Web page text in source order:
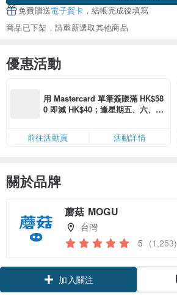
免費贈送電子賀卡 ，結帳完成後填寫
商品已下架，請重新選取其他商品
優惠活動
用 Mastercard 單筆簽賬滿 HK$58
0 即減 HK$40；逢星期五、六、日
限，額滿即止，僅限「常用信用
卡」結帳）
前往活動頁 活動詳情
關於品牌
蘑菇 MOGU
台灣
5 (1,253)
加入關注